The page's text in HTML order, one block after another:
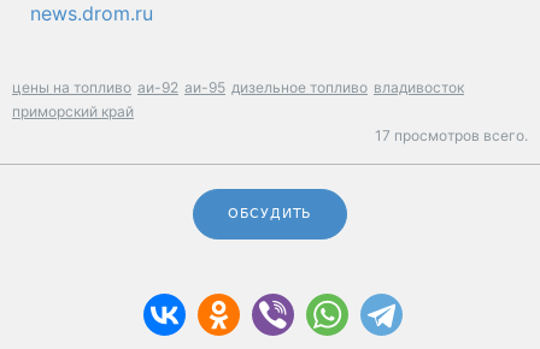
news.drom.ru
цены на топливо аи-92 аи-95 дизельное топливо владивосток
приморский край
17 просмотров всего.
ОБСУДИТЬ